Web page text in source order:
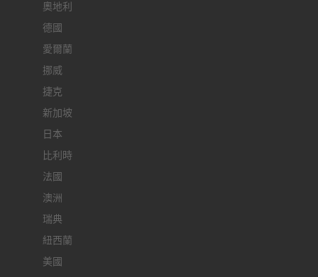
奧地利
德國
愛爾蘭
挪威
捷克
新加坡
日本
比利時
法國
澳洲
瑞典
紐西蘭
美國